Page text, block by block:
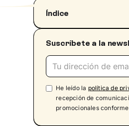
Índice
¿Qué es el apego
Cómo se
Apego ansioso
Apego ansioso:
Apego ansioso en
Suscríbete a la
He leído la política de
recepción de
promocionales